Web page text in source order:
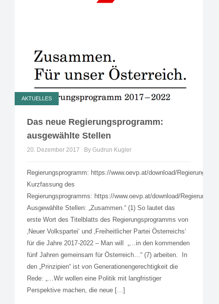
AKTUELLES
Das neue Regierungsprogramm:
ausgewählte Stellen
20. Dezember 2017 By Gudrun Kugler
Regierungsprogramm: https://www.oevp.at/download/
Kurzfassung des
Regierungsprogramms: https://www.oevp.at/download/
Ausgewählte Stellen: „Zusammen.“ (1) So lautet das
erste Wort des Titelblatts des Regierungsprogramms von
‚Neuer Volkspartei‘ und ‚Freiheitlicher Partei Österreichs‘
für die Jahre 2017-2022 – Man will „…in den kommenden
fünf Jahren gemeinsam für Österreich…“ (7) arbeiten. In
den „Prinzipien“ ist von Generationengerechtigkeit die
Rede: „…Wir wollen eine Politik mit langfristiger
Perspektive machen, die neue […]